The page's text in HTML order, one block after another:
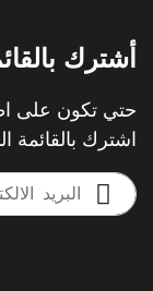
أشترك
حتي تكون على
اشترك بالقائمة